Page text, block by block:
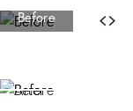
Before